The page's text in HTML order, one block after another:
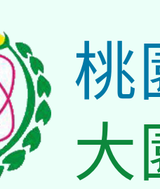
桃
大